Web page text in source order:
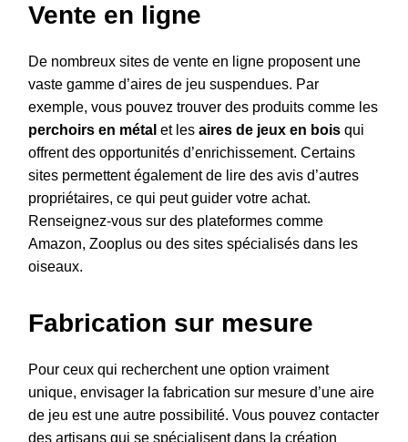
Vente en ligne
De nombreux sites de vente en ligne proposent une
vaste gamme d’aires de jeu suspendues. Par
exemple, vous pouvez trouver des produits comme les
perchoirs en métal et les aires de jeux en bois qui
offrent des opportunités d’enrichissement. Certains
sites permettent également de lire des avis d’autres
propriétaires, ce qui peut guider votre achat.
Renseignez-vous sur des plateformes comme
Amazon, Zooplus ou des sites spécialisés dans les
oiseaux.
Fabrication sur mesure
Pour ceux qui recherchent une option vraiment
unique, envisager la fabrication sur mesure d’une aire
de jeu est une autre possibilité. Vous pouvez contacter
des artisans qui se spécialisent dans la création